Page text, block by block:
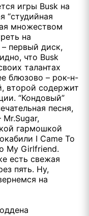
игры Busk на
“студийная
множеством
на
первый диск,
что Busk
талантах
блюзово – рок-н-
второй содержит
“Кондовый”
песня,
гармошкой
I Came To
My Girlfriend.
есть свежая
пять. Ну,
на